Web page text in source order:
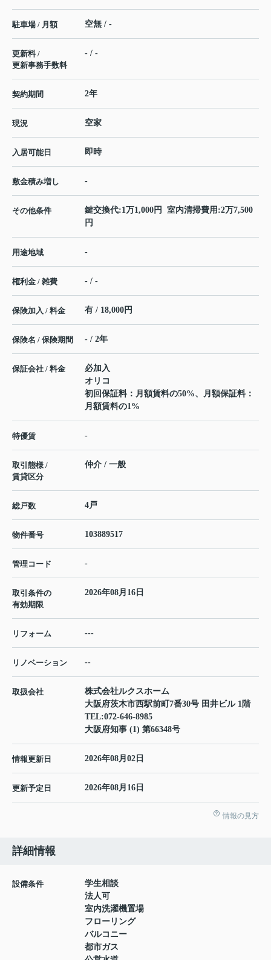
駐車場 / 月額 空無 / -
更新料 /
更新事務手数料
- / -
契約期間 2年
現況 空家
入居可能日 即時
敷金積み増し -
その他条件
鍵交換代:1万1,000円 室内清掃費用:2万7,500
円
用途地域 -
権利金 / 雑費 - / -
保険加入 / 料金 有 / 18,000円
保険名 / 保険期間 - / 2年
保証会社 / 料金
必加入
オリコ
初回保証料：月額賃料の50%、月額保証料：
月額賃料の1%
特優賃 -
取引態様 /
賃貸区分
仲介 / 一般
総戸数 4戸
物件番号 103889517
管理コード -
取引条件の
有効期限
2026年08月16日
リフォーム ---
リノベーション --
取扱会社
株式会社ルクスホーム
大阪府茨木市西駅前町7番30号 田井ビル 1階
TEL:072-646-8985
大阪府知事 (1) 第66348号
情報更新日 2026年08月02日
更新予定日 2026年08月16日
情報の見方
詳細情報
設備条件
学生相談
法人可
室内洗濯機置場
フローリング
バルコニー
都市ガス